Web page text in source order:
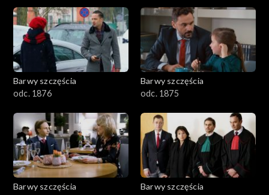
Barwy szczęścia
odc. 1876
Barwy szczęścia
odc. 1875
Barwy szczęścia
Barwy szczęścia